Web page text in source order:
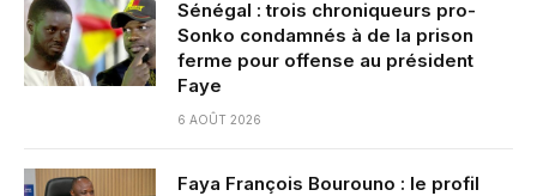
Sénégal : trois chroniqueurs pro-
Sonko condamnés à de la prison
ferme pour offense au président
Faye
6 AOÛT 2026
Faya François Bourouno : le profil